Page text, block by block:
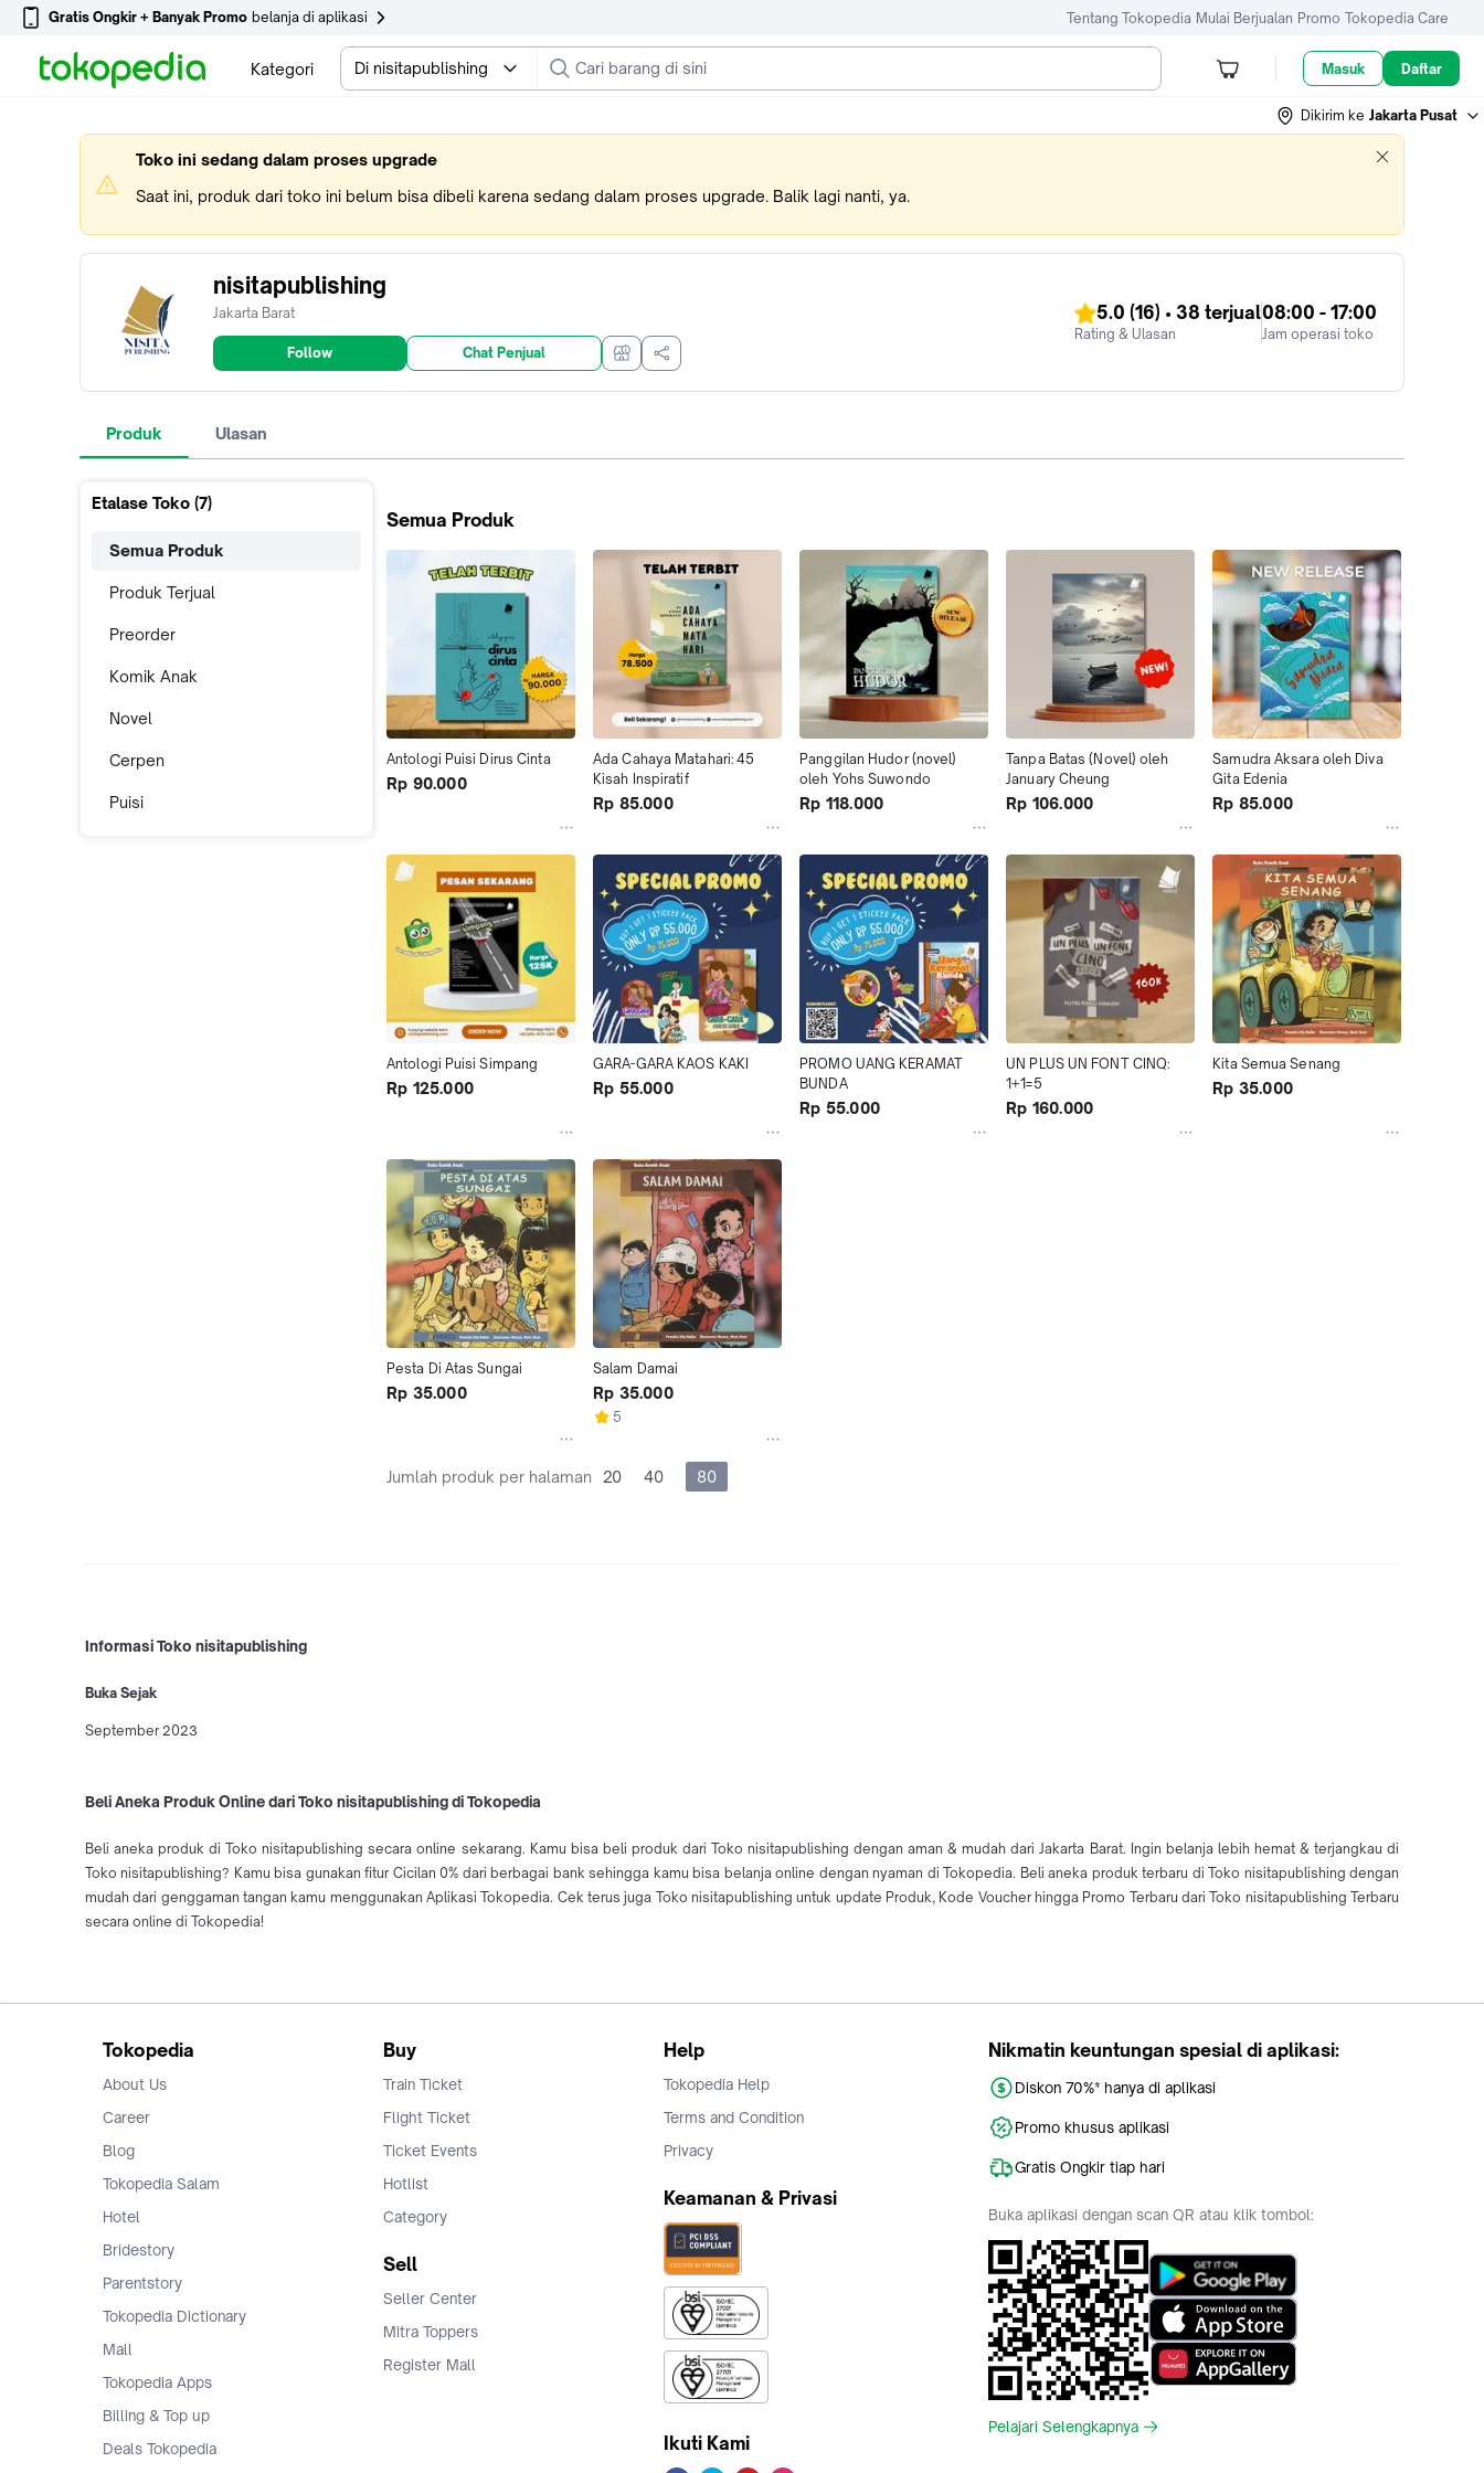
Gratis Ongkir + Banyak Promo belanja di aplikasi Tentang Tokopedia Mulai Berjualan Promo Tokopedia Care
Kategori Di nisitapublishing Masuk Daftar
Dikirim ke Jakarta Pusat
Toko ini sedang dalam proses upgrade
Saat ini, produk dari toko ini belum bisa dibeli karena sedang dalam proses upgrade. Balik lagi nanti, ya.
nisitapublishing
Jakarta Barat
Follow Chat Penjual
5.0 (16) • 38 terjual
Rating & Ulasan
08:00 - 17:00
Jam operasi toko
Produk Ulasan
Etalase Toko (7)
Semua Produk
Produk Terjual
Preorder
Komik Anak
Novel
Cerpen
Puisi
Semua Produk
Antologi Puisi Dirus Cinta
Rp 90.000
Ada Cahaya Matahari: 45
Kisah Inspiratif
Rp 85.000
Panggilan Hudor (novel)
oleh Yohs Suwondo
Rp 118.000
Tanpa Batas (Novel) oleh
January Cheung
Rp 106.000
Samudra Aksara oleh Diva
Rp 85.000
Antologi Puisi Simpang
Rp 125.000
GARA-GARA KAOS KAKI
Rp 55.000
PROMO UANG KERAMAT
BUNDA
Rp 55.000
UN PLUS UN FONT CINQ:
1+1=5
Rp 160.000
Kita Semua Senang
Rp 35.000
Pesta Di Atas Sungai
Rp 35.000
Salam Damai
Rp 35.000
5
Jumlah produk per halaman 20 40 80
Informasi Toko nisitapublishing
Buka Sejak
September 2023
Beli Aneka Produk Online dari Toko nisitapublishing di Tokopedia
Beli aneka produk di Toko nisitapublishing secara online sekarang. Kamu bisa beli produk dari Toko nisitapublishing dengan aman & mudah dari Jakarta Barat. Ingin belanja lebih hemat & terjangkau di
Toko nisitapublishing? Kamu bisa gunakan fitur Cicilan 0% dari berbagai bank sehingga kamu bisa belanja online dengan nyaman di Tokopedia. Beli aneka produk terbaru di Toko nisitapublishing dengan
mudah dari genggaman tangan kamu menggunakan Aplikasi Tokopedia. Cek terus juga Toko nisitapublishing untuk update Produk, Kode Voucher hingga Promo Terbaru dari Toko nisitapublishing Terbaru
secara online di Tokopedia!
Tokopedia
About Us
Career
Blog
Tokopedia Salam
Hotel
Bridestory
Parentstory
Tokopedia Dictionary
Mall
Tokopedia Apps
Billing & Top up
Deals Tokopedia
Buy
Train Ticket
Flight Ticket
Ticket Events
Hotlist
Category
Sell
Seller Center
Mitra Toppers
Register Mall
Help
Tokopedia Help
Terms and Condition
Privacy
Keamanan & Privasi
Ikuti Kami
Nikmatin keuntungan spesial di aplikasi:
Diskon 70%* hanya di aplikasi
Promo khusus aplikasi
Gratis Ongkir tiap hari
Buka aplikasi dengan scan QR atau klik tombol:
Pelajari Selengkapnya